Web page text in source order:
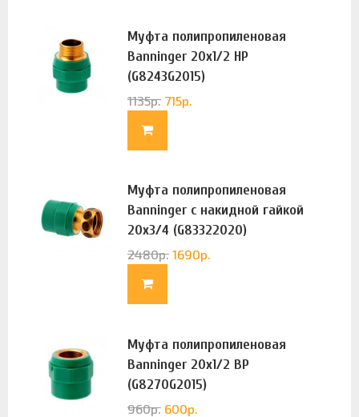
Муфта полипропиленовая
Banninger 20х1/2 НР
(G8243G2015)
1135р. 715р.
Муфта полипропиленовая
Banninger с накидной гайкой
20х3/4 (G83322020)
2480р. 1690р.
Муфта полипропиленовая
Banninger 20х1/2 ВР
(G8270G2015)
960р. 600р.